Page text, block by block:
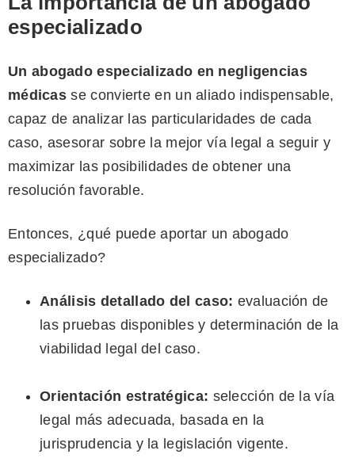
especializado
Un abogado especializado en negligencias
médicas se convierte en un aliado indispensable,
capaz de analizar las particularidades de cada
caso, asesorar sobre la mejor vía legal a seguir y
maximizar las posibilidades de obtener una
resolución favorable.
Entonces, ¿qué puede aportar un abogado
especializado?
Análisis detallado del caso: evaluación de
las pruebas disponibles y determinación de la
viabilidad legal del caso.
Orientación estratégica: selección de la vía
legal más adecuada, basada en la
jurisprudencia y la legislación vigente.